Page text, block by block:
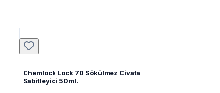
Chemlock Lock 70 Sökülmez Civata
Sabitleyici 50ml.